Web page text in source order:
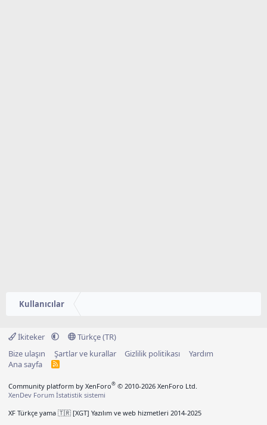
Kullanıcılar
İkiteker
Türkçe (TR)
Bize ulaşın
Şartlar ve kurallar Gizlilik politikası
Yardım
Ana sayfa
R
Community platform by XenForo® © 2010-2026 XenForo Ltd.
XenDev Forum İstatistik sistemi
XF Türkçe yama 🇹🇷 [XGT] Yazılım ve web hizmetleri 2014-2025